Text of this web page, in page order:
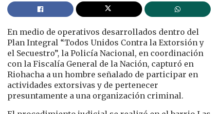
En medio de operativos desarrollados dentro del
Plan Integral “Todos Unidos Contra la Extorsión y
el Secuestro”, la Policía Nacional, en coordinación
con la Fiscalía General de la Nación, capturó en
Riohacha a un hombre señalado de participar en
actividades extorsivas y de pertenecer
presuntamente a una organización criminal.